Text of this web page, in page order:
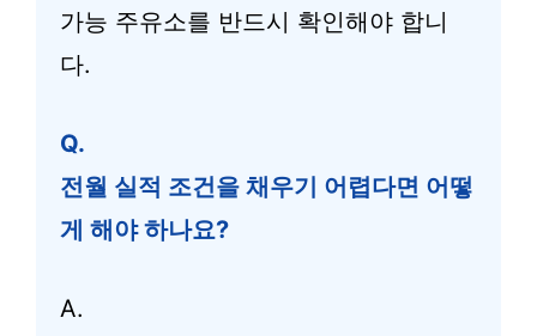
가능 주유소를 반드시 확인해야 합니
다.
Q.
전월 실적 조건을 채우기 어렵다면 어떻
게 해야 하나요?
A.